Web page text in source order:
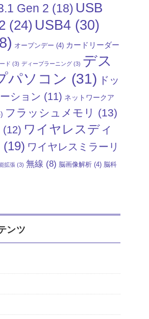
Gen 2 (18) USB
(24) USB4 (30)
オープンデー (4) カードリーダー
ド (3) ディープラーニング (3) デス
パソコン (31) ドッ
ション (11) ネットワークア
フラッシュメモリ (13)
(12) ワイヤレスディ
(19) ワイヤレスミラーリ
拡張 (3) 無線 (8) 脳画像解析 (4) 脳科
ンツ